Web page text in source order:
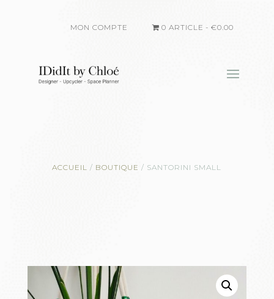
MON COMPTE 0 ARTICLE €0.00
ACCUEIL / BOUTIQUE / SANTORINI SMALL